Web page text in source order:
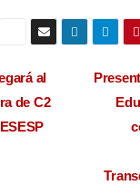
al
de C2